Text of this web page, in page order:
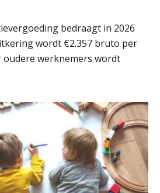
bedraagt in 2026
wordt €2.357 bruto per
oudere werknemers wordt
Loonheffingen PDL
Verbeek Praehep
Verbeek Praehep
Summercourse Update loonheffingen en arbeidsrecht
Summercourse: Kiezen en loslaten & een mindset die kansen ziet en vertrouwen geeft